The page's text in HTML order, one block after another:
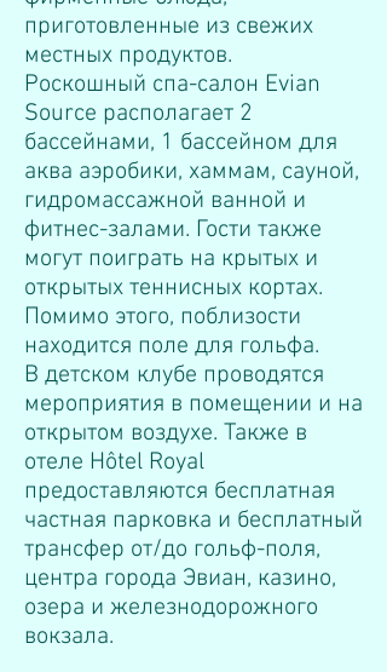
приготовленные из свежих
местных продуктов.
Роскошный спа-салон Evian
Source располагает 2
бассейнами, 1 бассейном для
аква аэробики, хаммам, сауной,
гидромассажной ванной и
фитнес-залами. Гости также
могут поиграть на крытых и
открытых теннисных кортах.
Помимо этого, поблизости
находится поле для гольфа.
В детском клубе проводятся
мероприятия в помещении и на
открытом воздухе. Также в
отеле Hôtel Royal
предоставляются бесплатная
частная парковка и бесплатный
трансфер от/до гольф-поля,
центра города Эвиан, казино,
озера и железнодорожного
вокзала.